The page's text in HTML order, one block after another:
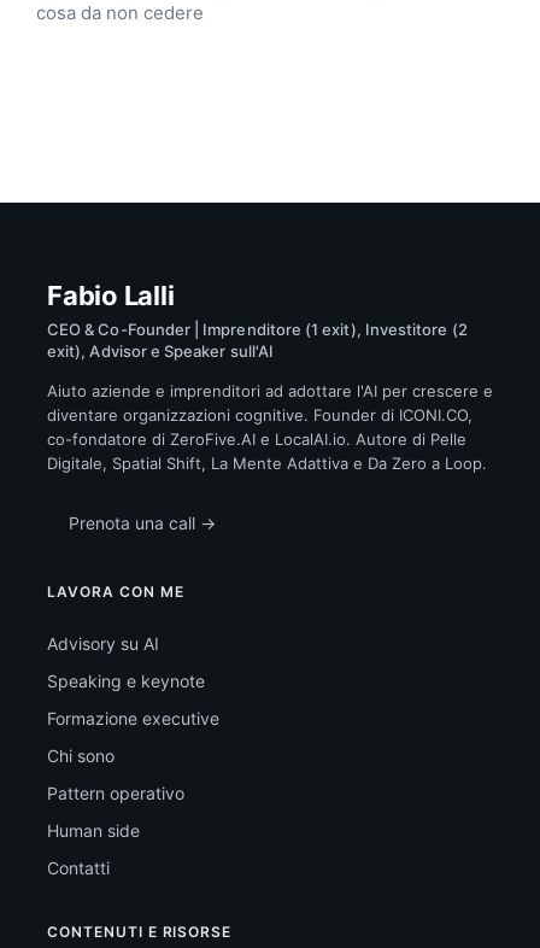
cosa da non cedere
Fabio Lalli
CEO & Co-Founder | Imprenditore (1 exit), Investitore (2
exit), Advisor e Speaker sull'AI
Aiuto aziende e imprenditori ad adottare l'AI per crescere e
diventare organizzazioni cognitive. Founder di ICONI.CO,
co-fondatore di ZeroFive.AI e LocalAI.io. Autore di Pelle
Digitale, Spatial Shift, La Mente Adattiva e Da Zero a Loop.
Prenota una call →
LAVORA CON ME
Advisory su AI
Speaking e keynote
Formazione executive
Chi sono
Pattern operativo
Human side
Contatti
CONTENUTI E RISORSE